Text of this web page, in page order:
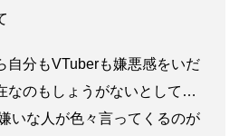
自分もVTuberも嫌悪感をいだ
なのもしょうがないとして…
いな人が色々言ってくるのが